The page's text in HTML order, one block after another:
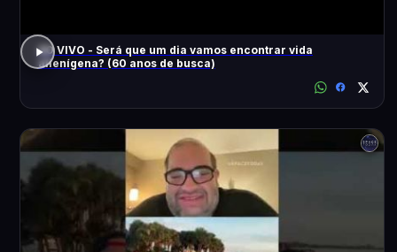
AO VIVO - Será que um dia vamos encontrar vida
alienígena? (60 anos de busca)